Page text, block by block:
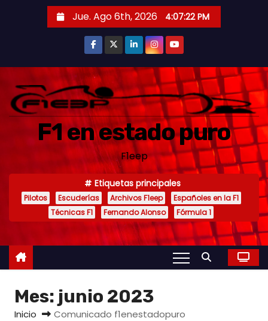
i
Jue. Ago 6th, 2026 4:07:23 PM
F1 en estado puro
F1eep
Etiquetas principales
Pilotos Escuderías Archivos F1eep
Españoles en la F1
Técnicas F1
Fernando Alonso Fórmula 1
Mes: junio 2023
Inicio Comunicado f1enestadopuro